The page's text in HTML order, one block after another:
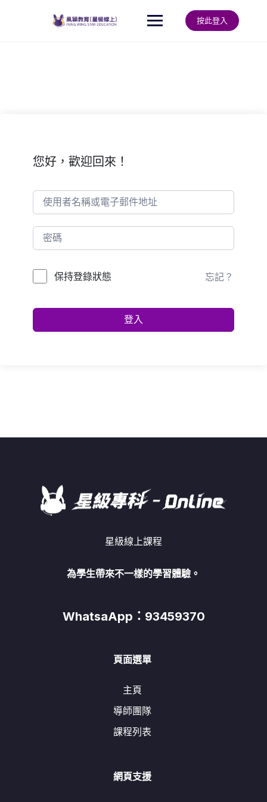
按此登入
您好，歡迎回來！
保持登錄狀態 忘記？
登入
星級線上課程
為學生帶來不一樣的學習體驗。
WhatsaApp：93459370
頁面選單
主頁
導師團隊
課程列表
網頁支援